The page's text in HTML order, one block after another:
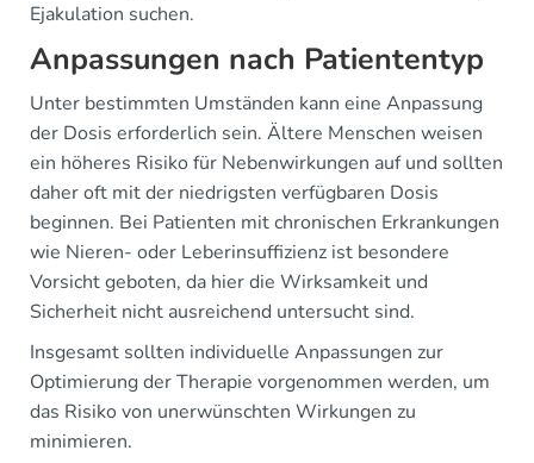
Ejakulation suchen.
Anpassungen nach Patiententyp
Unter bestimmten Umständen kann eine Anpassung
der Dosis erforderlich sein. Ältere Menschen weisen
ein höheres Risiko für Nebenwirkungen auf und sollten
daher oft mit der niedrigsten verfügbaren Dosis
beginnen. Bei Patienten mit chronischen Erkrankungen
wie Nieren- oder Leberinsuffizienz ist besondere
Vorsicht geboten, da hier die Wirksamkeit und
Sicherheit nicht ausreichend untersucht sind.
Insgesamt sollten individuelle Anpassungen zur
Optimierung der Therapie vorgenommen werden, um
das Risiko von unerwünschten Wirkungen zu
minimieren.